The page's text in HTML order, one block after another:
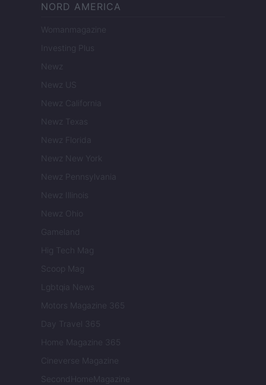
NORD AMERICA
Womanmagazine
Investing Plus
Newz
Newz US
Newz California
Newz Texas
Newz Florida
Newz New York
Newz Pennsylvania
Newz Illinois
Newz Ohio
Gameland
Hig Tech Mag
Scoop Mag
Lgbtqia News
Motors Magazine 365
Day Travel 365
Home Magazine 365
Cineverse Magazine
SecondHomeMagazine